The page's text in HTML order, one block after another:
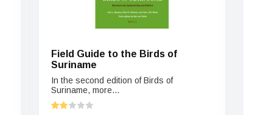
Field Guide to the Birds of
Suriname
In the second edition of Birds of
Suriname, more...